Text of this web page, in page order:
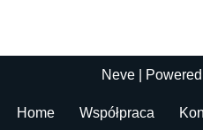
Neve |
Home Współpraca